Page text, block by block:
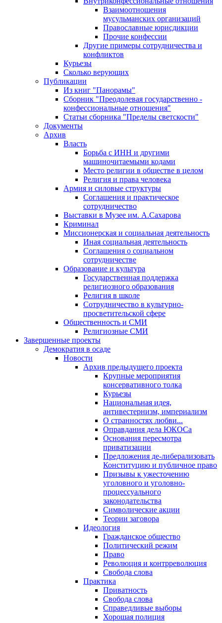
Взаимоотношения
мусульманских организаций
Православные юрисдикции
Прочие конфессии
Другие примеры сотрудничества и
конфликтов
Курьезы
Сколько верующих
Публикации
Из книг "Панорамы"
Сборник "Преодолевая государственно -
конфессиональные отношения"
Статьи сборника "Пределы светскости"
Документы
Архив
Власть
Борьба с ИНН и другими
машиночитаемыми кодами
Место религии в обществе в целом
Религия и права человека
Армия и силовые структуры
Соглашения и практическое
сотрудничество
Выставки в Музее им. А.Сахарова
Криминал
Миссионерская и социальная деятельность
Иная социальная деятельность
Соглашения о социальном
сотрудничестве
Образование и культура
Государственная поддержка
религиозного образования
Религия в школе
Сотрудничество в культурно-
просветительской сфере
Общественность и СМИ
Религиозные СМИ
Завершенные проекты
Демократия в осаде
Новости
Архив предыдущего проекта
Крупные мероприятия
консервативного толка
Курьезы
Национальная идея,
антивестернизм, империализм
О странностях любви...
Оправдания дела ЮКОСа
Основания пересмотра
приватизации
Предложения де-либерализовать
Конституцию и публичное право
Призывы к ужесточению
уголовного и уголовно-
процессуального
законодательства
Символические акции
Теории заговора
Идеология
Гражданское общество
Политический режим
Право
Революция и контрреволюция
Свобода слова
Практика
Приватность
Свобода слова
Справедливые выборы
Хорошая полиция